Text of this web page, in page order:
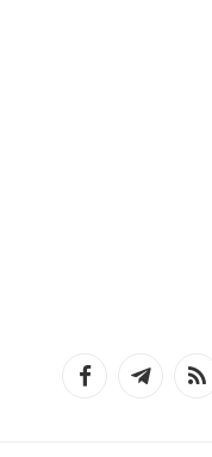
FacebookTelegramRSS